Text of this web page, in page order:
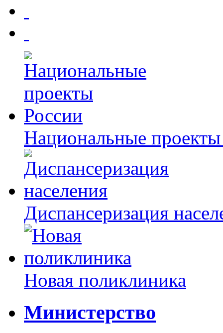
Национальные
Диспансеризация
Новая поликлиника
Министерство